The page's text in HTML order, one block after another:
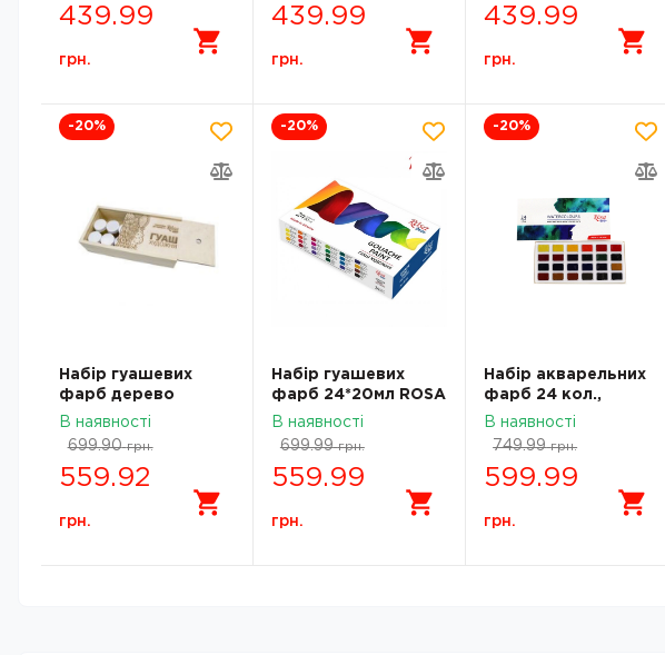
439.99
грн.
439.99
грн.
439.99
грн.
-20%
Набір гуашевих
фарб дерево
CLASSIC ROSA
221547
В наявності
699.90 грн.
559.92
грн.
-20%
Набір гуашевих
фарб 24*20мл ROSA
Studio 221549
В наявності
699.99 грн.
559.99
грн.
-20%
Набір акварельних
фарб 24 кол.,
кювета, картон,
В наявності
749.99 грн.
599.99
грн.